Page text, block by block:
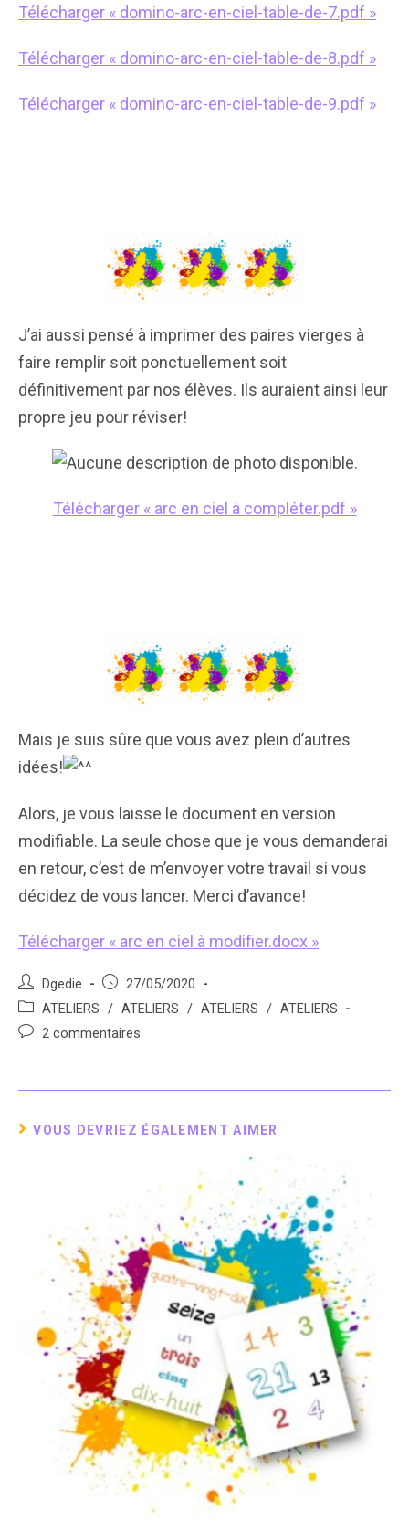
Télécharger « domino-arc-en-ciel-table-de-7.pdf »
Télécharger « domino-arc-en-ciel-table-de-8.pdf »
Télécharger « domino-arc-en-ciel-table-de-9.pdf »
J’ai aussi pensé à imprimer des paires vierges à
faire remplir soit ponctuellement soit
définitivement par nos élèves. Ils auraient ainsi leur
propre jeu pour réviser!
Télécharger « arc en ciel à compléter.pdf »
Mais je suis sûre que vous avez plein d’autres
idées!
Alors, je vous laisse le document en version
modifiable. La seule chose que je vous demanderai
en retour, c’est de m’envoyer votre travail si vous
décidez de vous lancer. Merci d’avance!
Télécharger « arc en ciel à modifier.docx »
Auteur/autrice
de
la
publication :
Dgedie
Post
published:
27/05/2020
Post
category:
ATELIERS / ATELIERS / ATELIERS / ATELIERS
Post2 commentaires
VOUS DEVRIEZ ÉGALEMENT AIMER